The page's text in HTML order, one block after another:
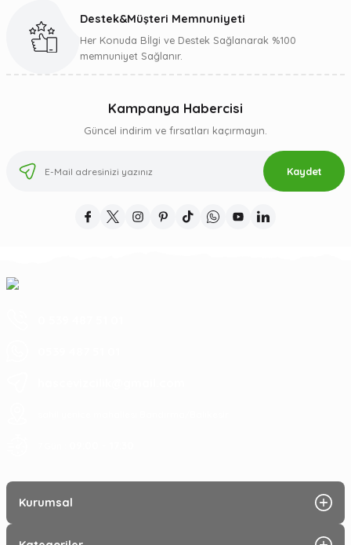
Destek&Müşteri Memnuniyeti
Her Konuda Bİlgi ve Destek Sağlanarak %100
memnuniyet Sağlanır.
Kampanya Habercisi
Güncel indirim ve fırsatları kaçırmayın.
Kaydet
Kurumsal